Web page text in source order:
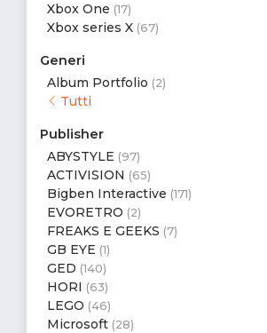
Xbox One (17)
Xbox series X (67)
Generi
Album Portfolio (2)
Tutti
Publisher
ABYSTYLE (97)
ACTIVISION (65)
Bigben Interactive (171)
EVORETRO (2)
FREAKS E GEEKS (7)
GB EYE (1)
GED (140)
HORI (63)
LEGO (46)
Microsoft (28)